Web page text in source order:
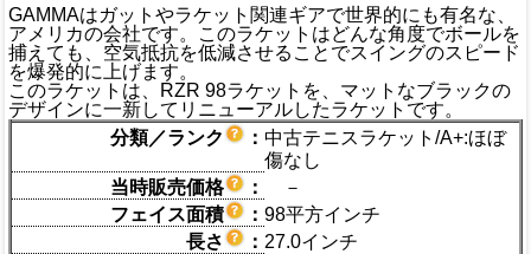
GAMMAはガットやラケット関連ギアで世界的にも有名な、
アメリカの会社です。このラケットはどんな角度でボールを
捕えても、空気抵抗を低減させることでスイングのスピード
を爆発的に上げます。
このラケットは、RZR 98ラケットを、マットなブラックの
デザインに一新してリニューアルしたラケットです。
分類／ランク
： 中古テニスラケット/A+:ほぼ
傷なし
当時販売価格
：
－
フェイス面積
： 98平方インチ
長さ
： 27.0インチ